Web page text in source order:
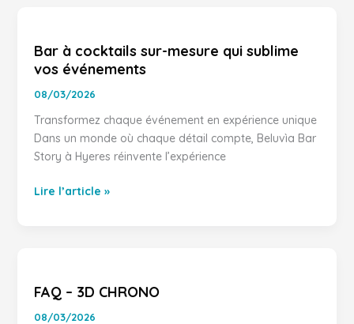
Bar à cocktails sur-mesure qui sublime
vos événements
08/03/2026
Transformez chaque événement en expérience unique
Dans un monde où chaque détail compte, Beluvìa Bar
Story à Hyeres réinvente l’expérience
cocktails
sur-
mesure
sublime
vos
événements
Lire l’article »
FAQ – 3D CHRONO
08/03/2026
3D
CHRONO